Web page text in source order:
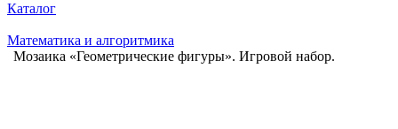
Каталог
Математика и алгоритмика
Мозаика «Геометрические фигуры». Игровой набор.